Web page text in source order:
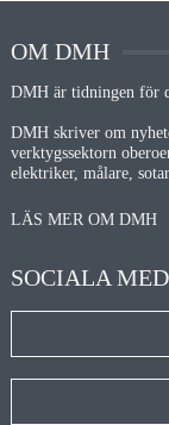
OM DMH
DMH är tidningen för
DMH skriver om
verktygssektorn
elektriker, målare,
LÄS MER OM DMH
SOCIALA